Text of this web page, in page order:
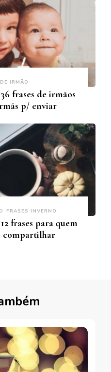
IRMÃO
frases de irmãos
p/ enviar
FRASES INVERNO
frases para quem
compartilhar